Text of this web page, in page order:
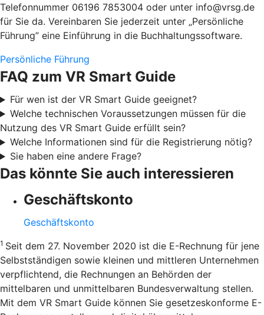
Telefonnummer 06196 7853004 oder unter info@vrsg.de
für Sie da. Vereinbaren Sie jederzeit unter „Persönliche
Führung” eine Einführung in die Buchhaltungssoftware.
Persönliche Führung
FAQ zum VR Smart Guide
Für wen ist der VR Smart Guide geeignet?
Welche technischen Voraussetzungen müssen für die
Nutzung des VR Smart Guide erfüllt sein?
Welche Informationen sind für die Registrierung nötig?
Sie haben eine andere Frage?
Das könnte Sie auch interessieren
Geschäftskonto
Geschäftskonto
1 Seit dem 27. November 2020 ist die E-Rechnung für jene
Selbstständigen sowie kleinen und mittleren Unternehmen
verpflichtend, die Rechnungen an Behörden der
mittelbaren und unmittelbaren Bundesverwaltung stellen.
Mit dem VR Smart Guide können Sie gesetzeskonforme E-